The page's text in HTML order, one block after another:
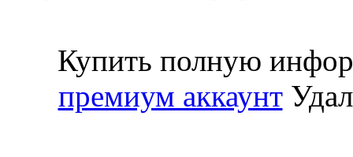
Купить полную
премиум аккаунт